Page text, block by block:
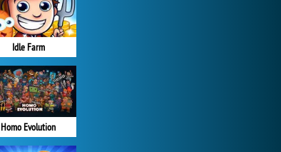
Idle Farm
Homo Evolution